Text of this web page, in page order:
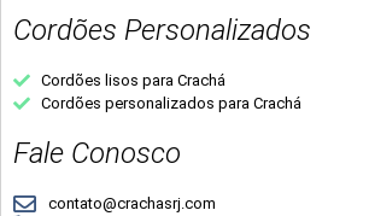
Cordões Personalizados
Cordões lisos para Crachá
Cordões personalizados para Crachá
Fale Conosco
contato@crachasrj.com